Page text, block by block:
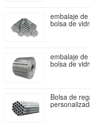
embalaje
bolsa de
embalaje
bolsa de
Bolsa de